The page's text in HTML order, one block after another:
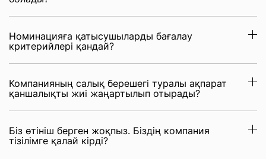
Номинацияға қатысушыларды бағалау
критерийлері қандай?
Компанияның салық берешегі туралы ақпарат
қаншалықты жиі жаңартылып отырады?
Біз өтініш берген жоқпыз. Біздің компания
тізілімге қалай кірді?